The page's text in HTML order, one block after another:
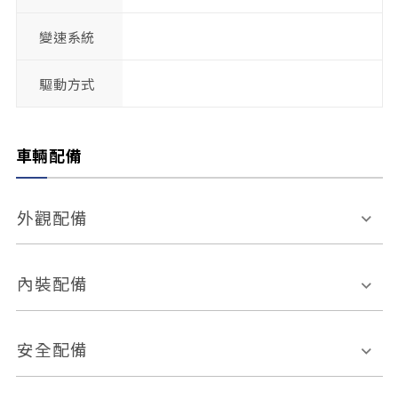
變速系統
驅動方式
車輛配備
外觀配備
電動天窗
後視鏡方向指示燈
內裝配備
多功能方向盤
安全配備